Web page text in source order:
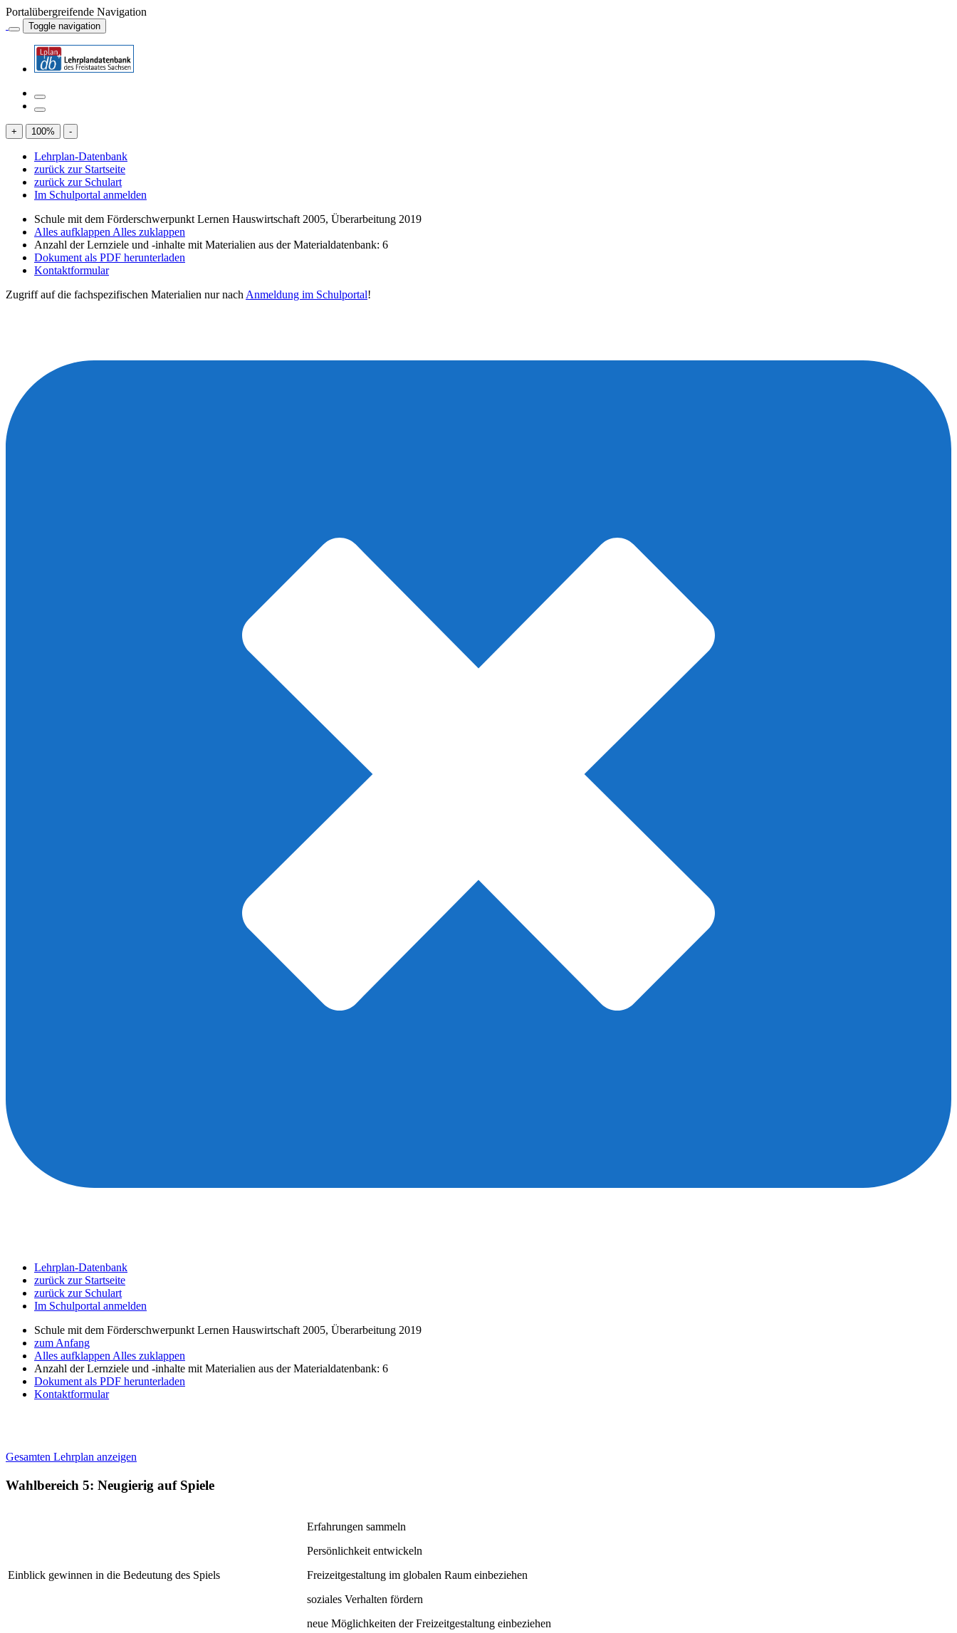
Portalübergreifende Navigation
Toggle navigation
+ 100% -
Lehrplan-Datenbank
zurück zur Startseite
zurück zur Schulart
Im Schulportal anmelden
Schule mit dem Förderschwerpunkt Lernen Hauswirtschaft 2005, Überarbeitung 2019
Alles aufklappen Alles zuklappen
Anzahl der Lernziele und -inhalte mit Materialien aus der Materialdatenbank: 6
Dokument als PDF herunterladen
Kontaktformular
Zugriff auf die fachspezifischen Materialien nur nach Anmeldung im Schulportal!
Lehrplan-Datenbank
zurück zur Startseite
zurück zur Schulart
Im Schulportal anmelden
Schule mit dem Förderschwerpunkt Lernen Hauswirtschaft 2005, Überarbeitung 2019
zum Anfang
Alles aufklappen Alles zuklappen
Anzahl der Lernziele und -inhalte mit Materialien aus der Materialdatenbank: 6
Dokument als PDF herunterladen
Kontaktformular
Gesamten Lehrplan anzeigen
Wahlbereich 5: Neugierig auf Spiele
Einblick gewinnen in die Bedeutung des Spiels
Erfahrungen sammeln
Persönlichkeit entwickeln
Freizeitgestaltung im globalen Raum einbeziehen
soziales Verhalten fördern
neue Möglichkeiten der Freizeitgestaltung einbeziehen